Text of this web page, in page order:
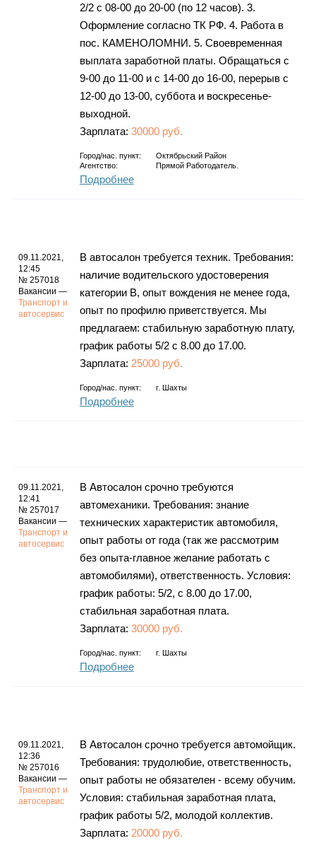
2/2 с 08-00 до 20-00 (по 12 часов). 3.
Оформление согласно ТК РФ. 4. Работа в
пос. КАМЕНОЛОМНИ. 5. Своевременная
выплата заработной платы. Обращаться с
9-00 до 11-00 и с 14-00 до 16-00, перерыв с
12-00 до 13-00, суббота и воскресенье-
выходной.
Зарплата: 30000 руб.
Город/нас. пункт:
Октябрьский Район
Агентство:
Прямой Работодатель.
Подробнее
09.11.2021,
12:45
№ 257018
Вакансии —
Транспорт и
автосервис
В автосалон требуется техник. Требования:
наличие водительского удостоверения
категории В, опыт вождения не менее года,
опыт по профилю приветствуется. Мы
предлагаем: стабильную заработную плату,
график работы 5/2 с 8.00 до 17.00.
Зарплата: 25000 руб.
Город/нас. пункт: г. Шахты
Подробнее
09.11.2021,
12:41
№ 257017
Вакансии —
Транспорт и
автосервис
В Автосалон срочно требуются
автомеханики. Требования: знание
технических характеристик автомобиля,
опыт работы от года (так же рассмотрим
без опыта-главное желание работать с
автомобилями), ответственность. Условия:
график работы: 5/2, с 8.00 до 17.00,
стабильная заработная плата.
Зарплата: 30000 руб.
Город/нас. пункт: г. Шахты
Подробнее
09.11.2021,
12:36
№ 257016
Вакансии —
Транспорт и
автосервис
В Автосалон срочно требуется автомойщик.
Требования: трудолюбие, ответственность,
опыт работы не обязателен - всему обучим.
Условия: стабильная заработная плата,
график работы 5/2, молодой коллектив.
Зарплата: 20000 руб.